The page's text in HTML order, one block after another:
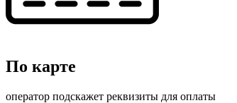
По карте
оператор подскажет реквизиты для оплаты